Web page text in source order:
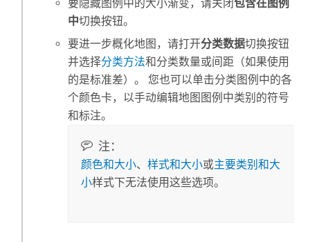
要隐藏图例中的大小渐变，请关闭包含在图例
中切换按钮。
要进一步概化地图，请打开分类数据切换按钮
并选择分类方法和分类数量或间距（如果使用
的是标准差）。 您也可以单击分类图例中的各
个颜色卡，以手动编辑地图图例中类别的符号
和标注。
注：
颜色和大小、 样式和大小或主要类别和大
小样式下无法使用这些选项。